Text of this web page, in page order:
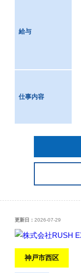
給与
仕事内容
更新日： 2026-07-29
神戸市西区